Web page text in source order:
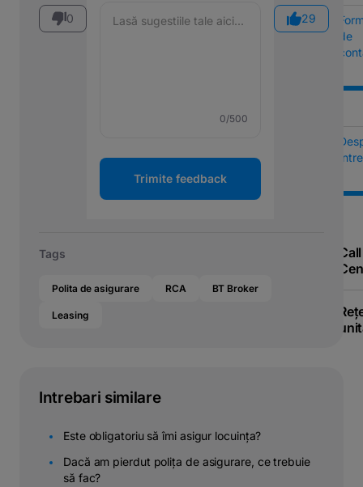
de
Call
0
0/500
Trimite feedback
29
Tags
Polita de asigurare RCA BT Broker
Leasing
Intrebari similare
Este obligatoriu să îmi asigur locuința?
Dacă am pierdut polița de asigurare, ce trebuie
să fac?